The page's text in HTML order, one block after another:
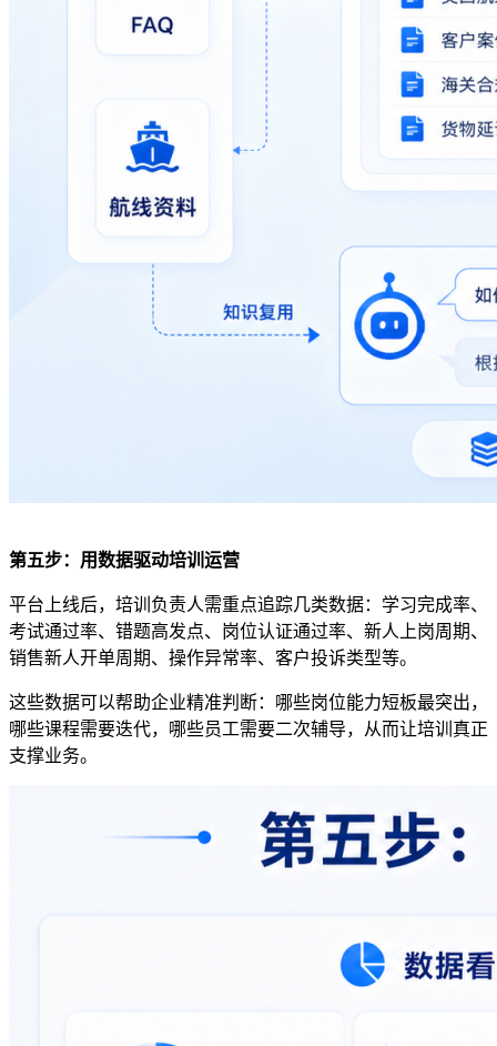
第五步：用数据驱动培训运营
平台上线后，培训负责人需重点追踪几类数据：学习完成率、
考试通过率、错题高发点、岗位认证通过率、新人上岗周期、
销售新人开单周期、操作异常率、客户投诉类型等。
这些数据可以帮助企业精准判断：哪些岗位能力短板最突出，
哪些课程需要迭代，哪些员工需要二次辅导，从而让培训真正
支撑业务。